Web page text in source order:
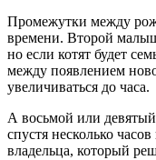
Промежутки между
времени. Второй
но если котят будет
между появлением
увеличиваться до часа.
А восьмой или
спустя несколько
владельца, который